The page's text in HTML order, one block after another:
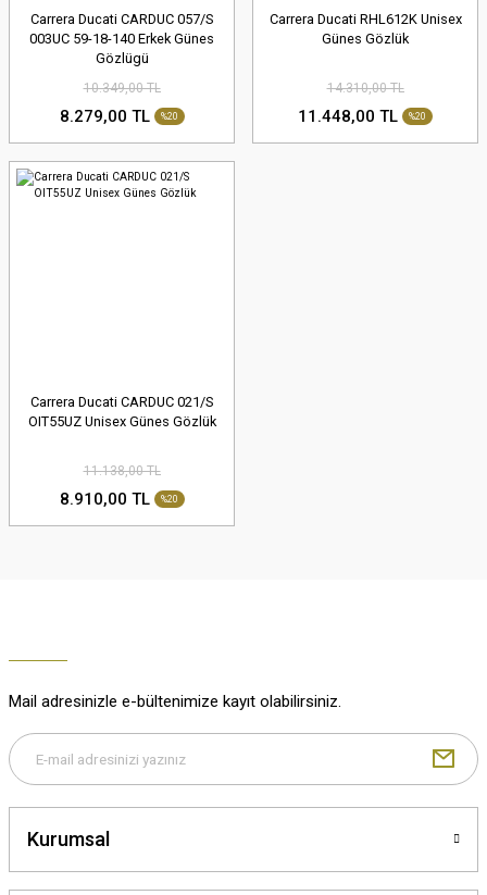
Carrera Ducati CARDUC 057/S
003UC 59-18-140 Erkek Günes
Gözlügü
10.349,00 TL
8.279,00 TL %20
Carrera Ducati RHL612K Unisex
Günes Gözlük
14.310,00 TL
11.448,00 TL %20
Carrera Ducati CARDUC 021/S
OIT55UZ Unisex Günes Gözlük
11.138,00 TL
8.910,00 TL %20
Mail adresinizle e-bültenimize kayıt olabilirsiniz.
Kurumsal